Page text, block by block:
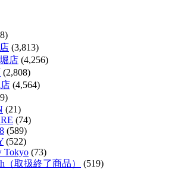
(3,813)
店 (4,256)
(2,808)
(4,564)
(21)
(74)
(589)
(522)
Tokyo (73)
（取扱終了商品）
(519)